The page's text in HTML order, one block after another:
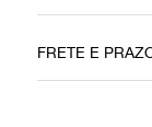
19032020
FRETE E